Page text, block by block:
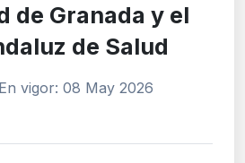
de Granada y el
de Salud
En vigor: 08 May 2026